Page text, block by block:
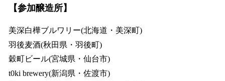
【参加醸造所】
美深白樺ブルワリー(北海道・美深町)
羽後麦酒(秋田県・羽後町)
穀町ビール(宮城県・仙台市)
t0ki brewery(新潟県・佐渡市)